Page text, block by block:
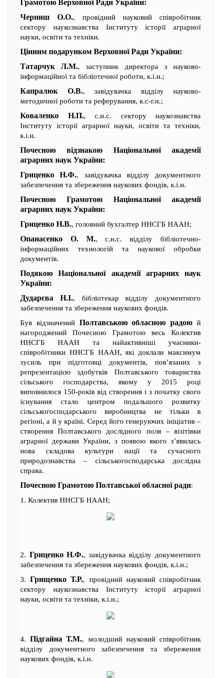
Грамотою Верховної Ради України:
Черниш О.О., провідний науковий співробітник
сектору наукознавства Інституту історії аграрної
науки, освіти та техніки.
Цінним подарунком Верховної Ради України:
Татарчук Л.М., заступник директора з науково-
інформаційної та бібліотечної роботи, к.і.н.;
Капралюк О.В., завідувачка відділу науково-
методичної роботи та реферування, к.с-г.н.;
Коваленко Н.П., с.н.с. сектору наукознавства
Інституту історії аграрної науки, освіти та техніки,
к.і.н.
Почесною відзнакою Національної академії
аграрних наук України:
Гриценко Н.Ф., завідувачка відділу документного
забезпечення та збереження наукових фондів, к.і.н.
Почесною Грамотою Національної академії
аграрних наук України:
Гриценко Н.В., головний бухгалтер ННСГБ НААН;
Опанасенко О. М., с.н.с. відділу бібліотечно-
інформаційних технологій та наукової обробки
документів.
Подякою Національної академії аграрних наук
України:
Дударєва Н.І., бібліотекар відділу документного
забезпечення та збереження наукових фондів.
Був відзначений Полтавською обласною радою й
нагороджений Почесною Грамотою весь Колектив
ННСГБ НААН та найактивніші учасники-
співробітники ННСГБ НААН, які доклали максимум
зусиль при підготовці документів, пов’язаних з
репрезентацією здобутків Полтавського товариства
сільського господарства, якому у 2015 році
виповнилося 150-років від створення і з початку свого
існування стало центром подальшого розвитку
сільськогосподарського виробництва не тільки в
регіоні, а й у країні. Серед його генеруючих ініціатив –
створення Полтавського дослідного поля – візітівки
аграрної держави України, з появою якого з’явилась
нова складова культури нації та сучасного
природознавства – сільськогосподарська дослідна
справа.
Почесною Грамотою Полтавської обласної ради:
1. Колектив ННСГБ НААН;
2. Гриценко Н.Ф., завідувачка відділу документного
забезпечення та збереження наукових фондів, к.і.н.;
3. Грищенко Т.Р., провідний науковий співробітник
сектору наукознавства Інституту історії аграрної
науки, освіти та техніки, к.і.н.;
4. Підгайна Т.М., молодший науковий співробітник
відділу документного забезпечення та збереження
наукових фондів, к.і.н.